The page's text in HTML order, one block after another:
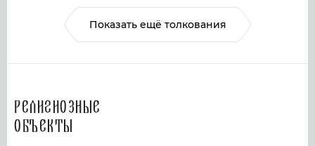
Показать ещё толкования
Религиозные
объекты